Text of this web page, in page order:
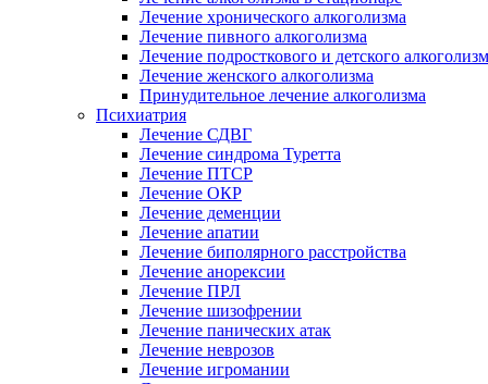
Лечение хронического алкоголизма
Лечение пивного алкоголизма
Лечение подросткового и детского
Лечение женского алкоголизма
Принудительное лечение алкоголизма
Психиатрия
Лечение СДВГ
Лечение синдрома Туретта
Лечение ПТСР
Лечение ОКР
Лечение деменции
Лечение апатии
Лечение биполярного расстройства
Лечение анорексии
Лечение ПРЛ
Лечение шизофрении
Лечение панических атак
Лечение неврозов
Лечение игромании